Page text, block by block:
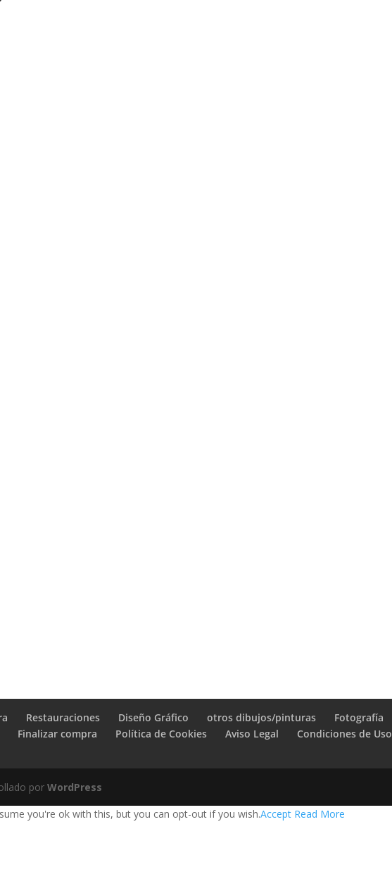
Restauraciones Diseño Gráfico otros dibujos/pinturas Fotografía
Finalizar compra Política de Cookies Aviso Legal
Condiciones de Uso
porWordPress
you're ok with this, but you can opt-out if you wish.Accept Read More